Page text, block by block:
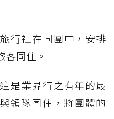
行社在同團中，安排
同住。
是業界行之有年的最
領隊同住，將團體的